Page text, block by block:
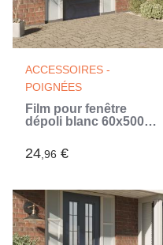
ACCESSOIRES -
POIGNÉES
Film pour fenêtre
dépoli blanc 60x500
24,96 €